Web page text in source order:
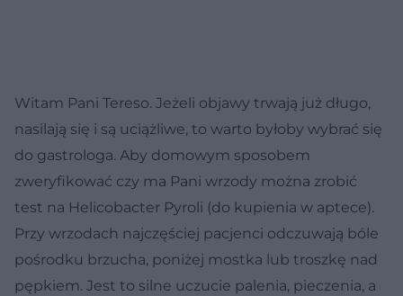
Witam Pani Tereso. Jeżeli objawy trwają już długo,
nasilają się i są uciążliwe, to warto byłoby wybrać się
do gastrologa. Aby domowym sposobem
zweryfikować czy ma Pani wrzody można zrobić
test na Helicobacter Pyroli (do kupienia w aptece).
Przy wrzodach najczęściej pacjenci odczuwają bóle
pośrodku brzucha, poniżej mostka lub troszkę nad
pępkiem. Jest to silne uczucie palenia, pieczenia, a